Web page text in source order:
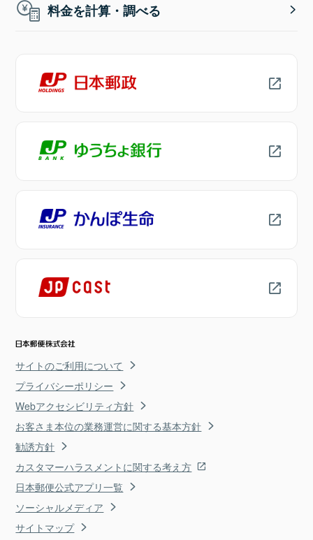
料金を計算・調べる
サイトのご利用について
プライバシーポリシー
Webアクセシビリティ方針
お客さま本位の業務運営に関する基本方針
勧誘方針
カスタマーハラスメントに関する考え方
日本郵便公式アプリ一覧
ソーシャルメディア
サイトマップ